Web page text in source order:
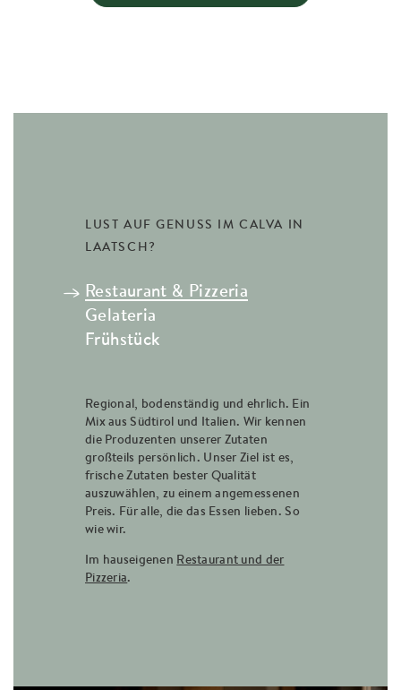
LUST AUF GENUSS IM CALVA IN
LAATSCH?
Restaurant & Pizzeria
→ Gelateria
Frühstück
Regional, bodenständig und ehrlich. Ein
Mix aus Südtirol und Italien. Wir kennen
die Produzenten unserer Zutaten
großteils persönlich. Unser Ziel ist es,
frische Zutaten bester Qualität
auszuwählen, zu einem angemessenen
Preis. Für alle, die das Essen lieben. So
wie wir.
Im hauseigenen Restaurant und der
Pizzeria.
Hausgemacht. Mit Südtiroler Milch und
Obst, geerntet hier in der unmittelbaren
Umgebung. So entstehen besondere
Eissorten. Und wo schmeckt es am
besten? Natürlich auf unserer
Sonnenterrasse, wo man ganz nebenbei
dem Treiben im Dorf zusehen kann.
Jeder Morgen ist ein guter Morgen im
Calva! Denn wer nicht im Apartment
frühstückt, folgt dem Duft nach
frischem Kaffee und Brot in unsere Bar.
Hausgemachte Marmeladen, Brot aus
Regiokorn sowie Eier, Honig und Speck
von Elisabeths Vater, Bauer mit Leib und
Seele. Frisch und mit Liebe serviert.
zum Frühstück